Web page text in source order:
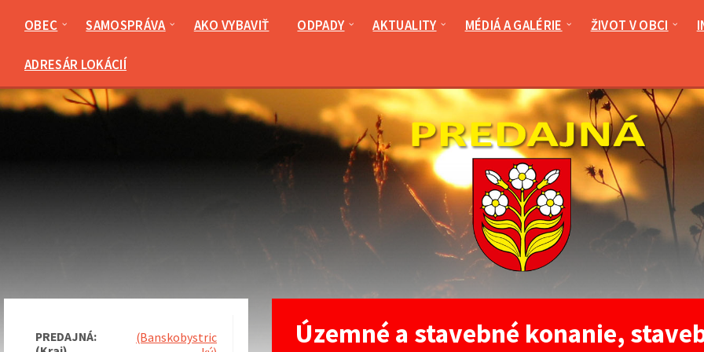
OBEC SAMOSPRÁVA AKO VYBAVIŤ ODPADY AKTUALITY MÉDIÁ A GALÉRIE ŽIVOT V OBCI
ADRESÁR LOKÁCIÍ
Územné a stavebné konanie,
PREDAJNÁ:
(Banskobystric